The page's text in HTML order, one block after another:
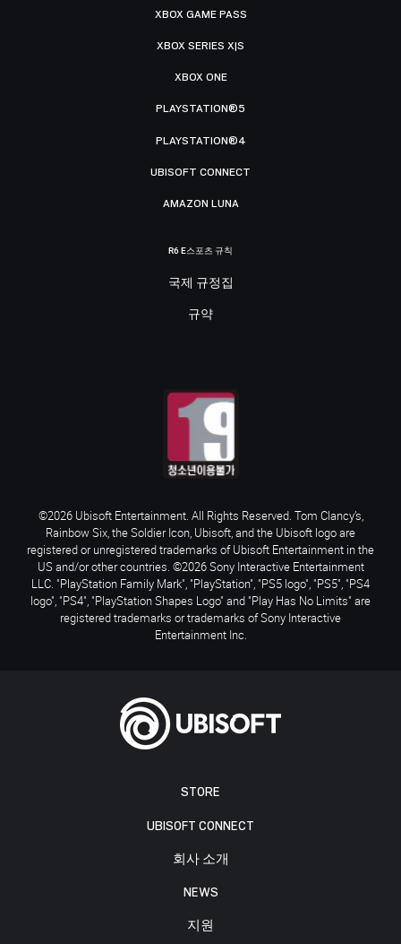
STORE
UBISOFT CONNECT
회사 소개
NEWS
지원
XBOX GAME PASS
XBOX SERIES X|S
XBOX ONE
PLAYSTATION®5
PLAYSTATION®4
UBISOFT CONNECT
AMAZON LUNA
R6 E스포츠 규칙
국제 규정집
규약
©2026 Ubisoft Entertainment. All Rights Reserved. Tom Clancy’s,
Rainbow Six, the Soldier Icon, Ubisoft, and the Ubisoft logo are
registered or unregistered trademarks of Ubisoft Entertainment in the
US and/or other countries. ©2026 Sony Interactive Entertainment
LLC. "PlayStation Family Mark", "PlayStation", "PS5 logo", "PS5", "PS4
logo", "PS4", "PlayStation Shapes Logo" and "Play Has No Limits" are
registered trademarks or trademarks of Sony Interactive
Entertainment Inc.